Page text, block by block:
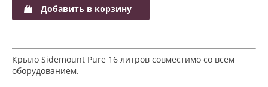
Добавить в корзину
Крыло Sidemount Pure 16 литров совместимо со всем
оборудованием.